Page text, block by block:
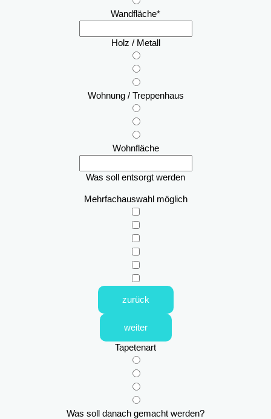
Wandfläche*
Holz / Metall
Wohnung / Treppenhaus
Wohnfläche
Was soll entsorgt werden
Mehrfachauswahl möglich
zurück
weiter
Tapetenart
Was soll danach gemacht werden?